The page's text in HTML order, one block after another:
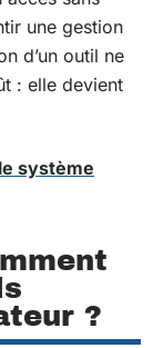
une gestion
d’un outil ne
: elle devient
système
?